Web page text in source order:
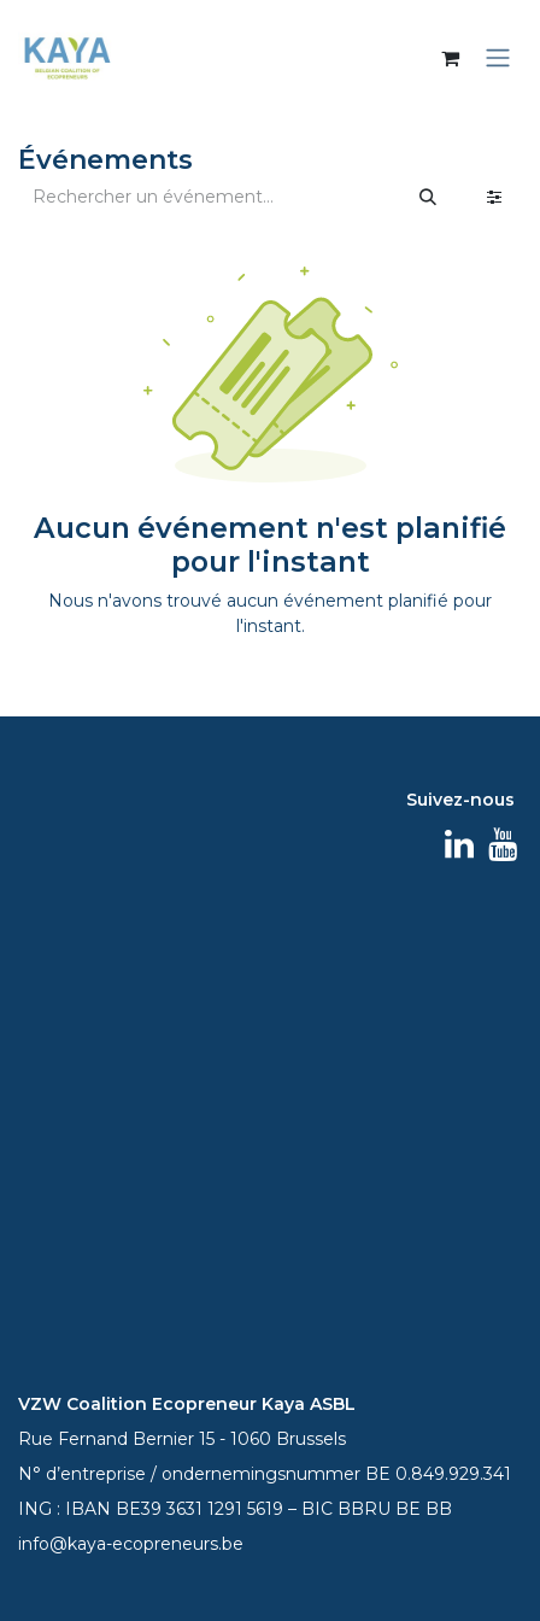
Événements
Aucun événement n'est planifié
pour l'instant
Nous n'avons trouvé aucun événement planifié pour
l'instant.
Suivez-nous
VZW Coalition Ecopreneur Kaya ASBL
Rue Fernand Bernier 15 - 1060 Brussels
N° d’entreprise / ondernemingsnummer BE 0.849.929.341
ING : IBAN BE393631 1291 5619 – BIC BBRU BE BB
info@kaya-ecopreneurs.be